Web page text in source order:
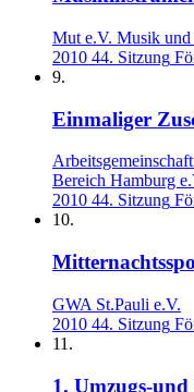
Mut e.V. Musik und
2010 44. Sitzung
9.
Einmaliger
Bereich Hamburg
2010 44. Sitzung
10.
GWA St.Pauli e.V.
2010 44. Sitzung
11.
1. Umzugs-